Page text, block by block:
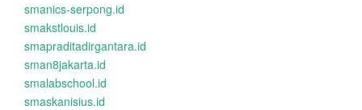
smanics-serpong.id
smakstlouis.id
smapraditadirgantara.id
sman8jakarta.id
smalabschool.id
smaskanisius.id